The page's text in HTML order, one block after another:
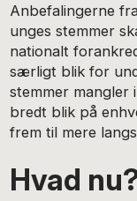
Anbefalingerne
unges stemmer
nationalt
særligt blik for
stemmer mangler
bredt blik på
frem til mere
Hvad